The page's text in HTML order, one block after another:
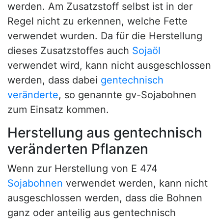
werden. Am Zusatzstoff selbst ist in der
Regel nicht zu erkennen, welche Fette
verwendet wurden. Da für die Herstellung
dieses Zusatzstoffes auch Sojaöl
verwendet wird, kann nicht ausgeschlossen
werden, dass dabei gentechnisch
veränderte, so genannte gv-Sojabohnen
zum Einsatz kommen.
Herstellung aus gentechnisch
veränderten Pflanzen
Wenn zur Herstellung von E 474
Sojabohnen verwendet werden, kann nicht
ausgeschlossen werden, dass die Bohnen
ganz oder anteilig aus gentechnisch